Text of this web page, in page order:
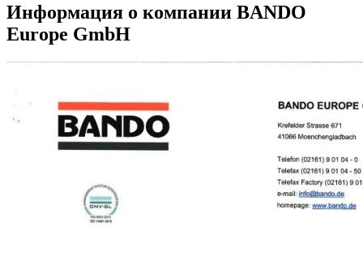
Информация о компании BANDO
Europe GmbH